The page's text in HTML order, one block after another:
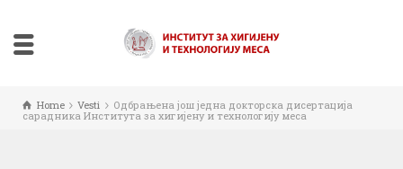
Home Vesti
Одбрањена још једна докторска дисертација
сарадника Института за хигијену и технологију меса